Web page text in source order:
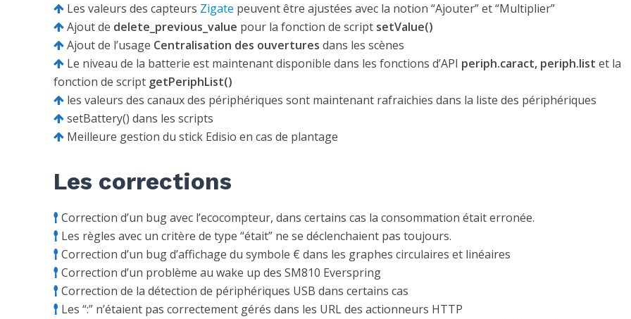
Les valeurs des capteurs Zigate peuvent être ajustées avec la notion “Ajouter” et “Multiplier”
Ajout de delete_previous_value pour la fonction de script setValue()
Ajout de l’usage Centralisation des ouvertures dans les scènes
Le niveau de la batterie est maintenant disponible dans les fonctions d’API periph.caract, periph.list et la
fonction de script getPeriphList()
les valeurs des canaux des périphériques sont maintenant rafraichies dans la liste des périphériques
setBattery() dans les scripts
Meilleure gestion du stick Edisio en cas de plantage
Les corrections
Correction d’un bug avec l’ecocompteur, dans certains cas la consommation était erronée.
Les règles avec un critère de type “était” ne se déclenchaient pas toujours.
Correction d’un bug d’affichage du symbole € dans les graphes circulaires et linéaires
Correction d’un problème au wake up des SM810 Everspring
Correction de la détection de périphériques USB dans certains cas
Les “:” n’étaient pas correctement gérés dans les URL des actionneurs HTTP